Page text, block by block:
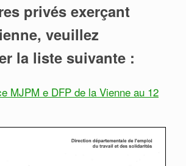
privés exerçant
veuillez
la liste suivante :
MJPM e DFP de la Vienne au 12